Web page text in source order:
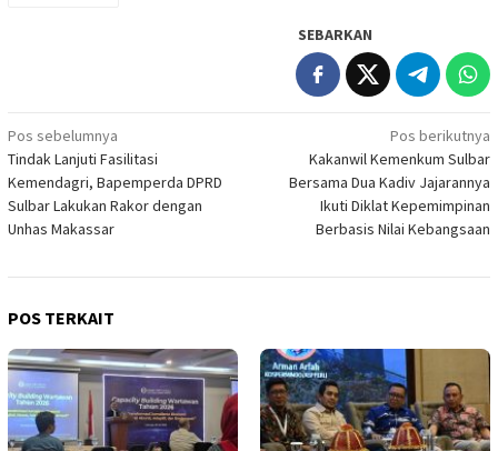
SEBARKAN
Navigasi
pos
Pos sebelumnya
Tindak Lanjuti Fasilitasi
Kemendagri, Bapemperda DPRD
Sulbar Lakukan Rakor dengan
Unhas Makassar
Pos berikutnya
Kakanwil Kemenkum Sulbar
Bersama Dua Kadiv Jajarannya
Ikuti Diklat Kepemimpinan
Berbasis Nilai Kebangsaan
POS TERKAIT